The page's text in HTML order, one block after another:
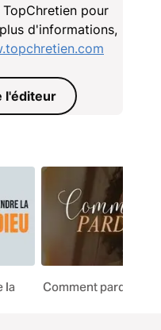
pour
d'informations,
l'éditeur
la
Comment pardonner